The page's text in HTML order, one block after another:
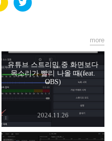
유튜브 스트리밍 중 화면보다
목소리가 빨리 나올 때(feat.
OBS)
2024.11.26
more